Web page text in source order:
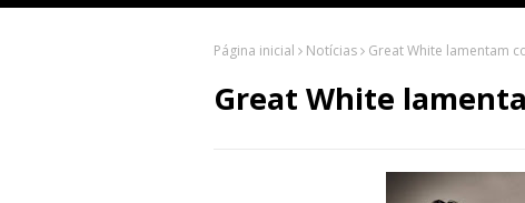
Página inicial Notícias Great White lamentam
Great White